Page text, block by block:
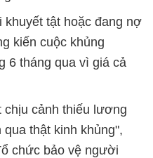
tật hoặc đang nợ
kiến cuộc khủng
6 tháng qua vì giá cả
cảnh thiếu lương
thật kinh khủng",
chức bảo vệ người